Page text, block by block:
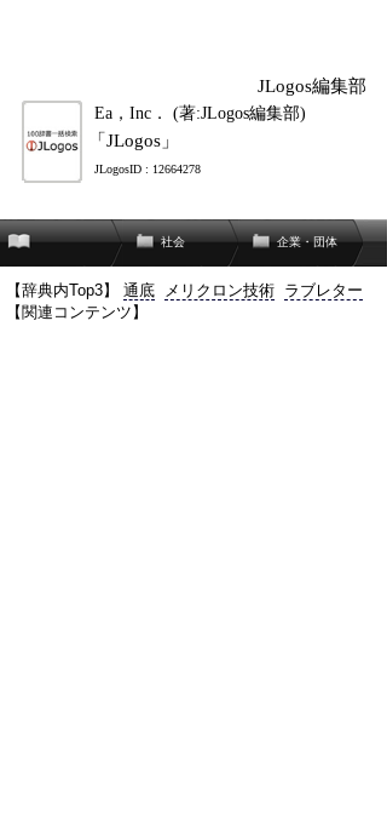
JLogos編集部
Ea，Inc． (著:JLogos編集部)
「JLogos」
JLogosID : 12664278
社会 企業・団体
【辞典内Top3】 通底 メリクロン技術 ラブレター
【関連コンテンツ】